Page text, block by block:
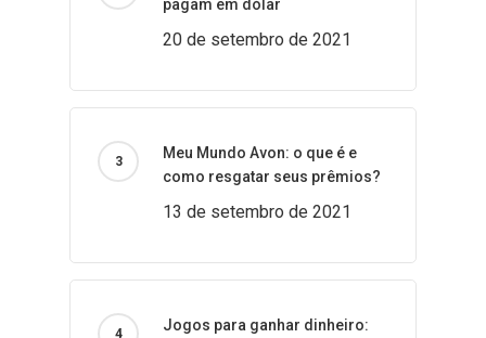
pagam em dólar
20 de setembro de 2021
Meu Mundo Avon: o que é e
como resgatar seus prêmios?
13 de setembro de 2021
Jogos para ganhar dinheiro: